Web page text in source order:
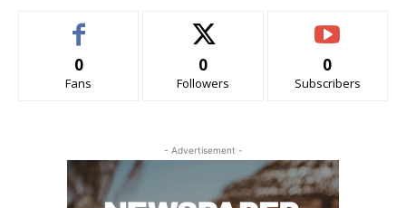
0
Fans
0
Followers
0
Subscribers
- Advertisement -